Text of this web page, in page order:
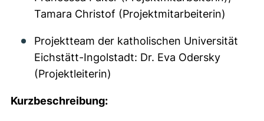
Tamara Christof (Projektmitarbeiterin)
Projektteam der katholischen Universität
Eichstätt-Ingolstadt: Dr. Eva Odersky
(Projektleiterin)
Kurzbeschreibung: